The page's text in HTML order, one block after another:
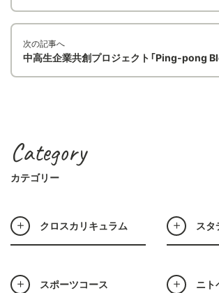
次の記事へ
中高生企業共創プロジェクト「Ping-pong Block Project」が「CENTRAL
Category
カテゴリー
クロスカリキュラム スタ
スポーツコース ニト